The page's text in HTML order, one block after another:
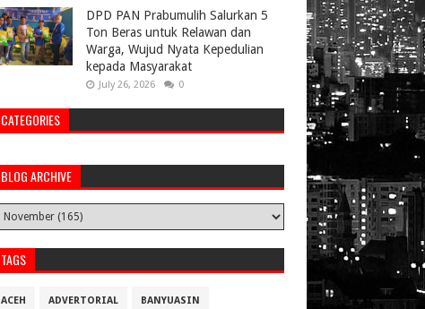
DPD PAN Prabumulih Salurkan 5
Ton Beras untuk Relawan dan
Warga, Wujud Nyata Kepedulian
kepada Masyarakat
July 26, 2026 0
CATEGORIES
BLOG ARCHIVE
TAGS
ACEH ADVERTORIAL BANYUASIN